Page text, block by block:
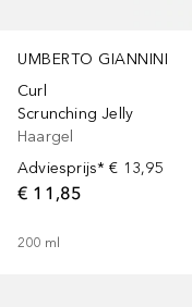
UMBERTO GIANNINI
Curl
Scrunching Jelly
Haargel
Adviesprijs* € 13,95
€ 11,85
200 ml